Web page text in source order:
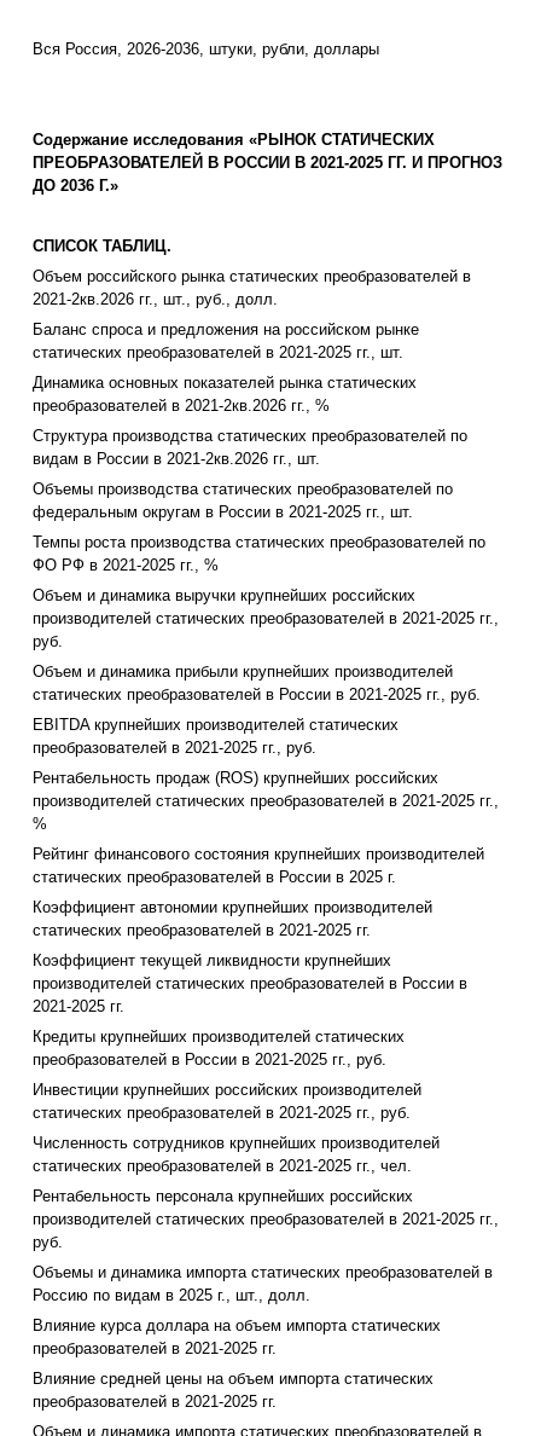
Вся Россия, 2026-2036, штуки, рубли, доллары
Содержание исследования «РЫНОК СТАТИЧЕСКИХ
ПРЕОБРАЗОВАТЕЛЕЙ В РОССИИ В 2021-2025 ГГ. И ПРОГНОЗ
ДО 2036 Г.»
СПИСОК ТАБЛИЦ.
Объем российского рынка статических преобразователей в
2021-2кв.2026 гг., шт., руб., долл.
Баланс спроса и предложения на российском рынке
статических преобразователей в 2021-2025 гг., шт.
Динамика основных показателей рынка статических
преобразователей в 2021-2кв.2026 гг., %
Структура производства статических преобразователей по
видам в России в 2021-2кв.2026 гг., шт.
Объемы производства статических преобразователей по
федеральным округам в России в 2021-2025 гг., шт.
Темпы роста производства статических преобразователей по
ФО РФ в 2021-2025 гг., %
Объем и динамика выручки крупнейших российских
производителей статических преобразователей в 2021-2025 гг.,
руб.
Объем и динамика прибыли крупнейших производителей
статических преобразователей в России в 2021-2025 гг., руб.
EBITDA крупнейших производителей статических
преобразователей в 2021-2025 гг., руб.
Рентабельность продаж (ROS) крупнейших российских
производителей статических преобразователей в 2021-2025 гг.,
%
Рейтинг финансового состояния крупнейших производителей
статических преобразователей в России в 2025 г.
Коэффициент автономии крупнейших производителей
статических преобразователей в 2021-2025 гг.
Коэффициент текущей ликвидности крупнейших
производителей статических преобразователей в России в
2021-2025 гг.
Кредиты крупнейших производителей статических
преобразователей в России в 2021-2025 гг., руб.
Инвестиции крупнейших российских производителей
статических преобразователей в 2021-2025 гг., руб.
Численность сотрудников крупнейших производителей
статических преобразователей в 2021-2025 гг., чел.
Рентабельность персонала крупнейших российских
производителей статических преобразователей в 2021-2025 гг.,
руб.
Объемы и динамика импорта статических преобразователей в
Россию по видам в 2025 г., шт., долл.
Влияние курса доллара на объем импорта статических
преобразователей в 2021-2025 гг.
Влияние средней цены на объем импорта статических
преобразователей в 2021-2025 гг.
Объем и динамика импорта статических преобразователей в